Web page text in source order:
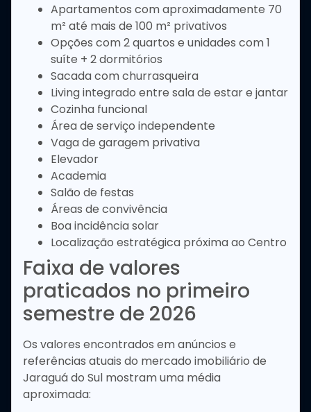
Apartamentos com aproximadamente 70
m² até mais de 100 m² privativos
Opções com 2 quartos e unidades com 1
suíte + 2 dormitórios
Sacada com churrasqueira
Living integrado entre sala de estar e jantar
Cozinha funcional
Área de serviço independente
Vaga de garagem privativa
Elevador
Academia
Salão de festas
Áreas de convivência
Boa incidência solar
Localização estratégica próxima ao Centro
Faixa de valores
praticados no primeiro
semestre de 2026
Os valores encontrados em anúncios e
referências atuais do mercado imobiliário de
Jaraguá do Sul mostram uma média
aproximada: